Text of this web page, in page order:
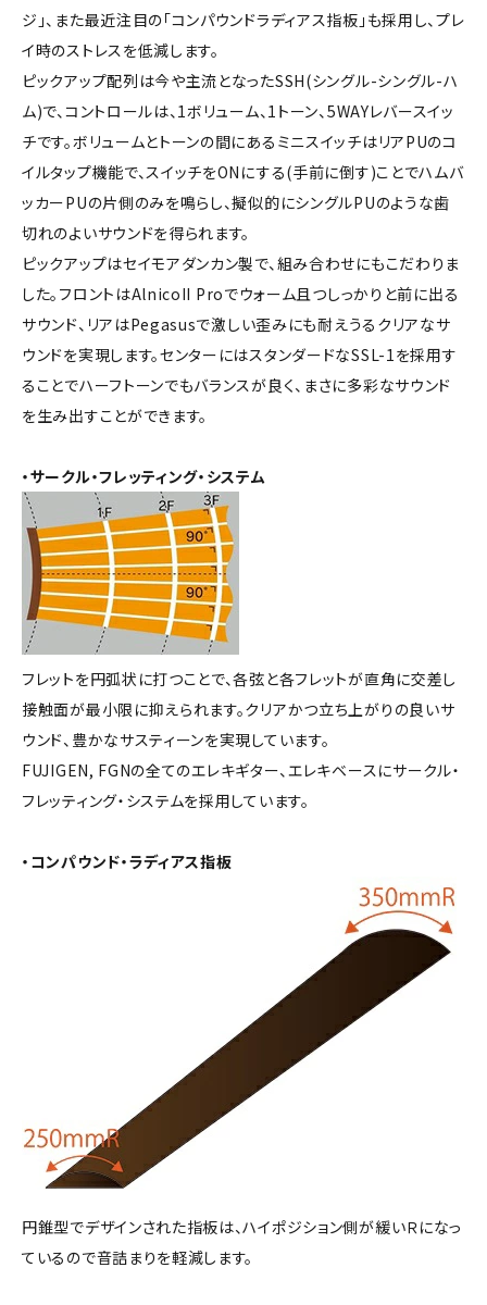
ジ」、また最近注目の「コンパウンドラディアス指板」も採用し、プレ
イ時のストレスを低減します。
ピックアップ配列は今や主流となったSSH(シングル-シングル-ハ
ム)で、コントロールは、1ボリューム、1トーン、5WAYレバースイッ
チです。ボリュームとトーンの間にあるミニスイッチはリアPUのコ
イルタップ機能で、スイッチをONにする(手前に倒す)ことでハムバ
ッカーPUの片側のみを鳴らし、擬似的にシングルPUのような歯
切れのよいサウンドを得られます。
ピックアップはセイモアダンカン製で、組み合わせにもこだわりま
した。フロントはAlnicoII Proでウォーム且つしっかりと前に出る
サウンド、リアはPegasusで激しい歪みにも耐えうるクリアなサ
ウンドを実現します。センターにはスタンダードなSSL-1を採用す
ることでハーフトーンでもバランスが良く、まさに多彩なサウンド
を生み出すことができます。
・サークル・フレッティング・システム
フレットを円弧状に打つことで、各弦と各フレットが直角に交差し
接触面が最小限に抑えられます。クリアかつ立ち上がりの良いサ
ウンド、豊かなサスティーンを実現しています。
FUJIGEN, FGNの全てのエレキギター、エレキベースにサークル・
フレッティング・システムを採用しています。
・コンパウンド・ラディアス指板
円錐型でデザインされた指板は、ハイポジション側が緩いＲになっ
ているので音詰まりを軽減します。